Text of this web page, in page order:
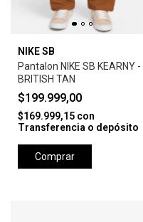
NIKE SB
Pantalon NIKE SB KEARNY -
BRITISH TAN
$199.999,00
$169.999,15 con
Transferencia o depósito
Comprar